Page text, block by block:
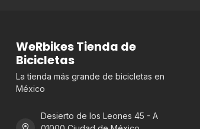
WeRbikes Tienda de
Bicicletas
La tienda más grande de bicicletas en
México
Desierto de los Leones 45 - A